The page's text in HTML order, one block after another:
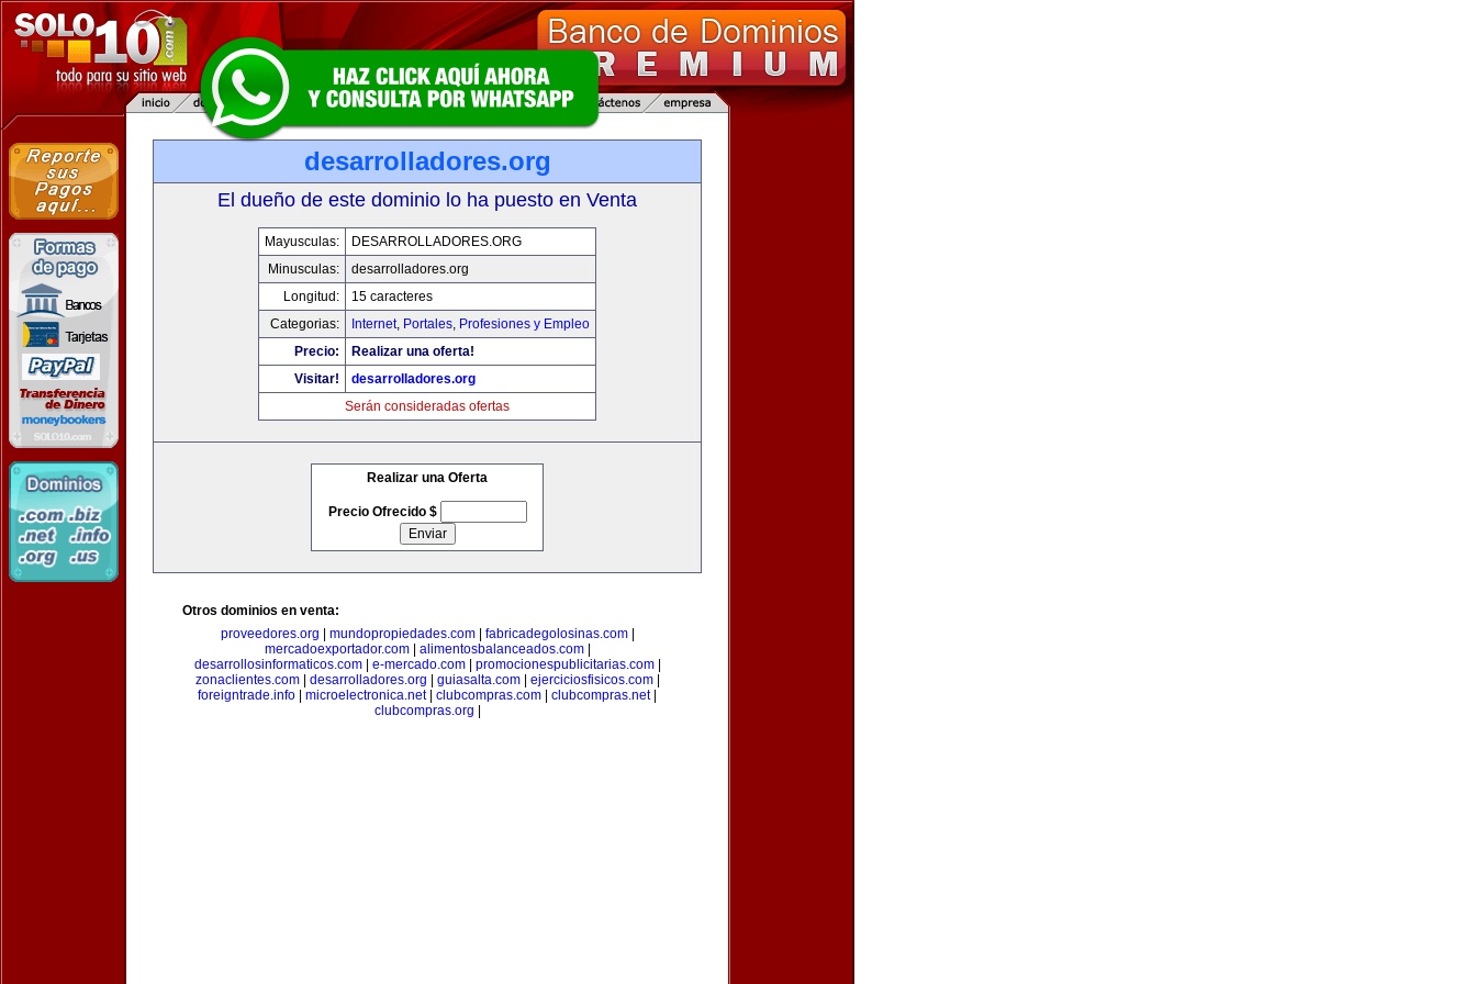
desarrolladores.org
El dueño de este dominio lo ha puesto en Venta
Mayusculas:
DESARROLLADORES.ORG
Minusculas:
desarrolladores.org
Longitud:
15 caracteres
Categorias:
Internet, Portales, Profesiones y Empleo
Precio:
Realizar una oferta!
Visitar!
desarrolladores.org
Serán consideradas ofertas
Realizar una Oferta
Precio Ofrecido $
Otros dominios en venta:
proveedores.org
mundopropiedades.com| fabricadegolosinas.com|
mercadoexportador.com| alimentosbalanceados.com|
desarrollosinformaticos.com| e-mercado.com| promocionespublicitarias.com|
zonaclientes.com| desarrolladores.org guiasalta.com| ejerciciosfisicos.com|
foreigntrade.info
microelectronica.net| clubcompras.com clubcompras.net|
clubcompras.org